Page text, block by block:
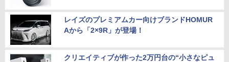
レイズのプレミアムカー向けブランドHOMUR
Aから「2×9R」が登場！
クリエイティブが作った2万円台の“小さなピュ